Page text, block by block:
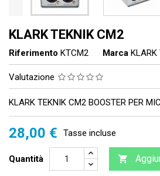
KLARK TEKNIK CM2
Riferimento KTCM2 Marca KLARK
Valutazione
KLARK TEKNIK CM2 BOOSTER PER
28,00 € Tasse incluse
Quantità 